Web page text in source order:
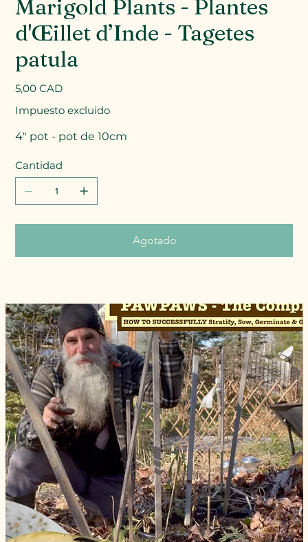
Marigold Plants - Plantes
d'Œillet d’Inde - Tagetes
patula
Precio
5,00 CAD
Impuesto excluido
4" pot - pot de 10cm
Cantidad
Agotado